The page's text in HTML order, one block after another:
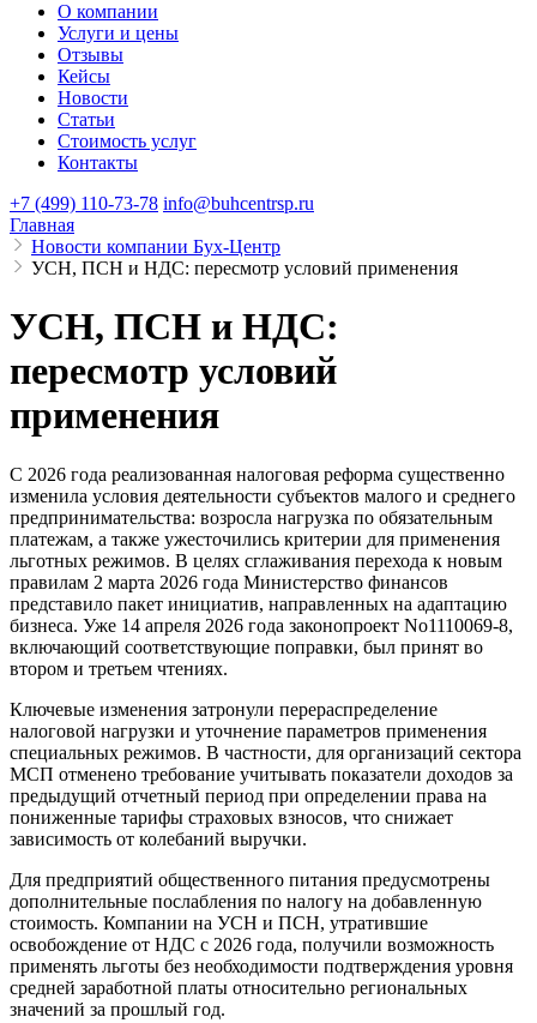
О компании
Услуги и цены
Отзывы
Кейсы
Новости
Статьи
Стоимость услуг
Контакты
+7 (499) 110-73-78 info@buhcentrsp.ru
Главная
Новости компании Бух-Центр
УСН, ПСН и НДС: пересмотр условий применения
УСН, ПСН и НДС:
пересмотр условий
применения
С 2026 года реализованная налоговая реформа существенно
изменила условия деятельности субъектов малого и среднего
предпринимательства: возросла нагрузка по обязательным
платежам, а также ужесточились критерии для применения
льготных режимов. В целях сглаживания перехода к новым
правилам 2 марта 2026 года Министерство финансов
представило пакет инициатив, направленных на адаптацию
бизнеса. Уже 14 апреля 2026 года законопроект No1110069-8,
включающий соответствующие поправки, был принят во
втором и третьем чтениях.
Ключевые изменения затронули перераспределение
налоговой нагрузки и уточнение параметров применения
специальных режимов. В частности, для организаций сектора
МСП отменено требование учитывать показатели доходов за
предыдущий отчетный период при определении права на
пониженные тарифы страховых взносов, что снижает
зависимость от колебаний выручки.
Для предприятий общественного питания предусмотрены
дополнительные послабления по налогу на добавленную
стоимость. Компании на УСН и ПСН, утратившие
освобождение от НДС с 2026 года, получили возможность
применять льготы без необходимости подтверждения уровня
средней заработной платы относительно региональных
значений за прошлый год.